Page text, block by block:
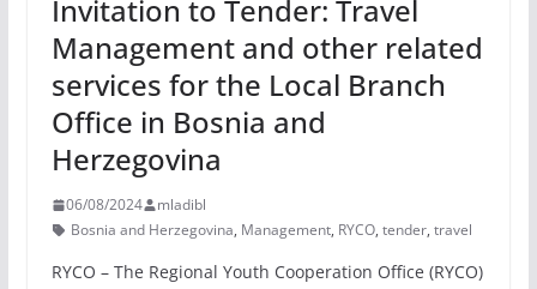
Invitation to Tender: Travel
Management and other related
services for the Local Branch
Office in Bosnia and
Herzegovina
06/08/2024
mladibl
Bosnia and Herzegovina, Management, RYCO, tender, travel
RYCO – The Regional Youth Cooperation Office (RYCO)